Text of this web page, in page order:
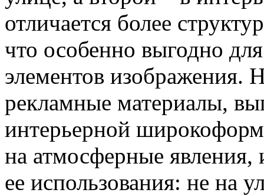
отличается более
что особенно выгодно
элементов изображения.
рекламные материалы,
интерьерной
на атмосферные
ее использования: не на